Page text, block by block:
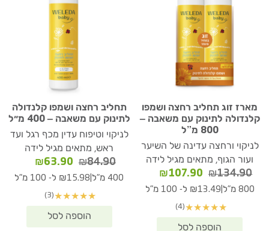
מארז זוג תחליב רחצה ושמפו
קלנדולה לתינוק עם משאבה –
800 מ”ל
לניקוי ורחצה עדינה של השיער
ועור הגוף, מתאים מגיל לידה
₪134.90
המחיר
המקורי
₪134.90.
₪107.90
המחיר
הנוכחי
800 מ"ל ₪13.49 ל- 100 מ"ל
★
★
★
★
★
(4)
תחליב רחצה ושמפו קלנדולה
לתינוק עם משאבה – 400 מ״ל
לניקוי וטיפוח עדין מכף רגל ועד
ראש, מתאים מגיל לידה
₪84.90
המחיר
המקורי
₪84.90.
₪63.90
הנוכחי
400 מ"ל ₪15.98 ל- 100 מ"ל
★
★
★
★
★
(3)